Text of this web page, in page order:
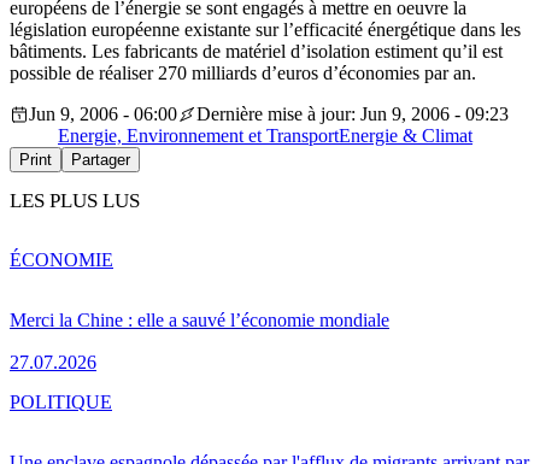
européens de l’énergie se sont engagés à mettre en oeuvre la
législation européenne existante sur l’efficacité énergétique dans les
bâtiments. Les fabricants de matériel d’isolation estiment qu’il est
possible de réaliser 270 milliards d’euros d’économies par an.
Jun 9, 2006 - 06:00
Dernière mise à jour: Jun 9, 2006 - 09:23
Energie, Environnement et TransportEnergie & Climat
Print Partager
LES PLUS LUS
Merci la Chine : elle a sauvé l’économie mondiale
27.07.2026
ÉCONOMIE
POLITIQUE